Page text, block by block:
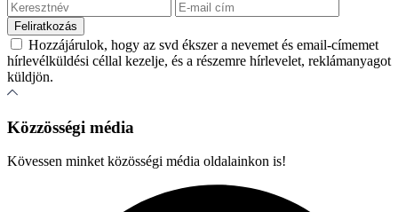
Hozzájárulok, hogy az svd ékszer a nevemet és email-címemet
hírlevélküldési céllal kezelje, és a részemre hírlevelet, reklámanyagot
küldjön.
Közzösségi média
Kövessen minket közösségi média oldalainkon is!